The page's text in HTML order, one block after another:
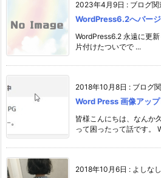
2023年4月9日 : ブログ関
WordPress6.2へバー
WordPress6.2 永遠に更
片付けたついでで ...
2018年10月8日 : ブログ
Word Press 画像アッ
皆様こんにちは、なんか
って困ったって話です。
2018年10月6日 : よしな